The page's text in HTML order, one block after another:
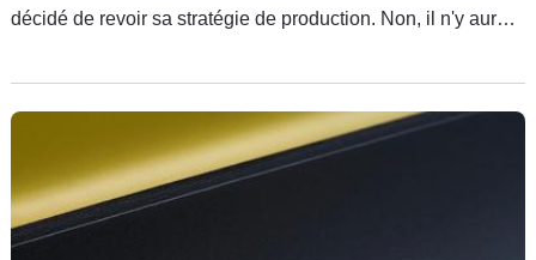
décidé de revoir sa stratégie de production. Non, il n'y aura
investissement de 3 milliards au total. Mais en échange, les
sites devront travailler en réseau et des mesures de
flexibilité dans l’organisation du travail ont été mises au point
avec les partenaires sociaux.